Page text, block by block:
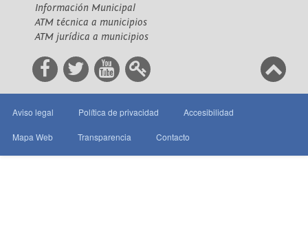
Información Municipal
ATM técnica a municipios
ATM jurídica a municipios
Aviso legal Política de privacidad Accesibilidad
Mapa Web Transparencia Contacto